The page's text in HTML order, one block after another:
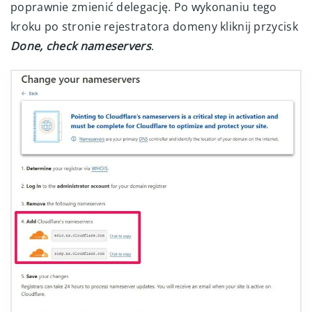
poprawnie zmienić delegację. Po wykonaniu tego
kroku po stronie rejestratora domeny kliknij przycisk
Done, check nameservers.